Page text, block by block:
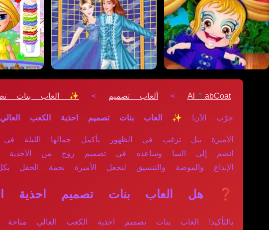
Al3abCoat
> ألعاب تصميم > ✨ العاب بنات
جرّب الآن! ✨ العاب بنات تصميم احذية الكعب العالي
الأميرة بيل ترغب في الظهور بأكمل جمالها الليلة في
انضم إلى السا وساعده في تصميم زوج من الأحذية
الإبداع والموضة والتنسيق لتجعل الأميرة نجمة الحفل بكل
❓ هل العاب بنات تصميم احذية
بالتأكيد! العاب بنات تصميم احذية الكعب العالي